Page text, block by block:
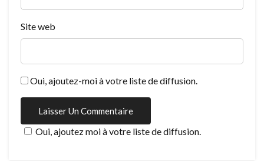
Site web
Oui, ajoutez-moi à votre liste de diffusion.
Oui, ajoutez moi à votre liste de diffusion.